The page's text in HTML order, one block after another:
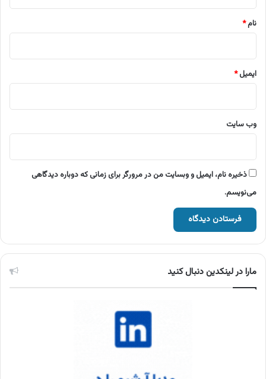
نام*
ایمیل*
وب‌ سایت
ذخیره نام، ایمیل و وبسایت من در مرورگر برای زمانی که دوباره دیدگاهی
می‌نویسم.
مارا در لینکدین دنبال کنید